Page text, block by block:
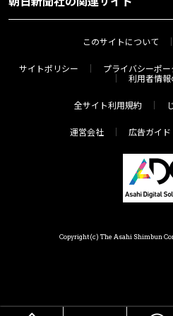
このサイトについて
サイトポリシー プライバシーポー
利用者情
全サイト利用規約
運営会社 広告ガイド
Copyright(c) The Asahi Shimbun